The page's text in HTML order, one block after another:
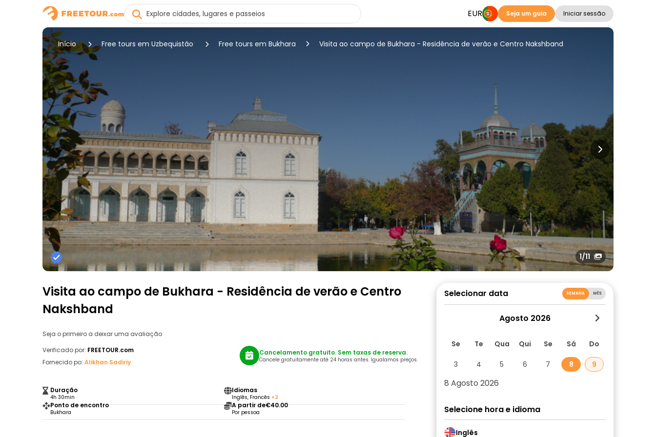
EUR Seja um guia Iniciar sessão
Início Free tours em Uzbequistão Free tours em Bukhara Visita ao campo de Bukhara - Residência de verão e Centro Nakshband
1/11
Visita ao campo de Bukhara - Residência de verão e Centro
Nakshband
Seja o primeiro a deixar uma avaliação
Verificado por: FREETOUR.com
Fornecido po: Alikhan Sadiriy
Duração
4h 30min
Idiomas
Inglês, Francês +2
Ponto de encontro
Bukhara
A partir de€40.00
Por pessoa
Cancelamento gratuito. Sem taxas de reserva.
Cancele gratuitamente até 24 horas antes. Igualamos preços.
Selecionar data SEMANA MÊS
Agosto 2026
Se Te Qua Qui Se Sá Do
3 4 5 6 7 8 9
8 Agosto 2026
Selecione hora e idioma
Inglês